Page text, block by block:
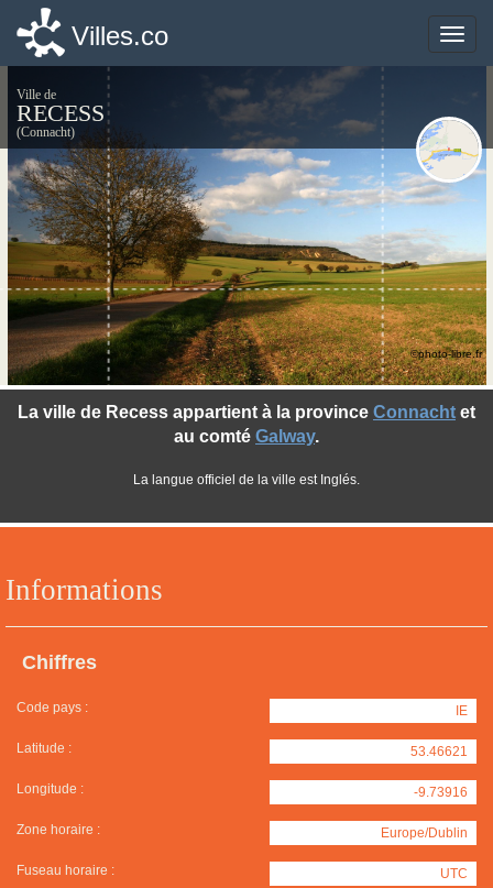
Toggle
Villes.co
Ville de
RECESS
(Connacht)
Informations
Chiffres
Code pays : IE
Latitude : 53.46621
Longitude : -9.73916
Zone horaire : Europe/Dublin
Fuseau horaire : UTC
La ville de Recess appartient à la province Connacht et
au comté Galway.
La langue officiel de la ville est Inglés.
©photo-libre.fr
Toggle
Villes.co